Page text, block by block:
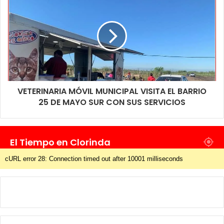
VETERINARIA MÓVIL MUNICIPAL VISITA EL BARRIO
25 DE MAYO SUR CON SUS SERVICIOS
El Tiempo en Clorinda
cURL error 28: Connection timed out after 10001 milliseconds